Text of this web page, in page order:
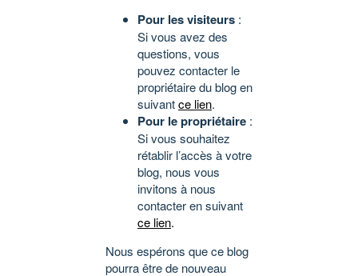
Pour les visiteurs :
Si vous avez des
questions, vous
pouvez contacter le
propriétaire du blog en
suivantce lien.
Pour le propriétaire :
Si vous souhaitez
rétablir l’accès à votre
blog, nous vous
invitons à nous
contacter en suivant
ce lien.
Nous espérons que ce blog
pourra être de nouveau